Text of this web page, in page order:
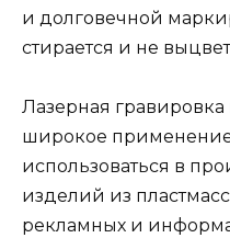
и долговечной
стирается и не
Лазерная гравировка
широкое
использоваться в
изделий из
рекламных и